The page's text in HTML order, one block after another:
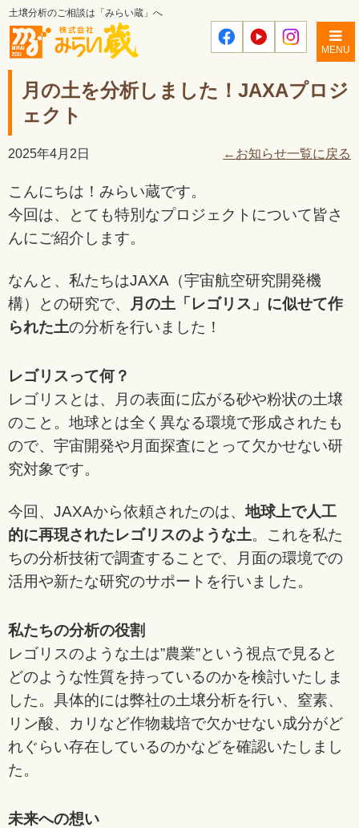
土壌分析のご相談は「みらい蔵」へ
MENU
月の土を分析しました！JAXAプロジ
ェクト
2025年4月2日 ←お知らせ一覧に戻る
こんにちは！みらい蔵です。
今回は、とても特別なプロジェクトについて皆さ
んにご紹介します。
なんと、私たちはJAXA（宇宙航空研究開発機
構）との研究で、
月の土「レゴリス」に似せて作
られた土の分析を行いました！
レゴリスって何？
レゴリスとは、月の表面に広がる砂や粉状の土壌
のこと。地球とは全く異なる環境で形成されたも
ので、宇宙開発や月面探査にとって欠かせない研
究対象です。
今回、JAXAから依頼されたのは、地球上で人工
的に再現されたレゴリスのような土。これを私た
ちの分析技術で調査することで、月面の環境での
活用や新たな研究のサポートを行いました。
私たちの分析の役割
レゴリスのような土は”農業”という視点で見ると
どのような性質を持っているのかを検討いたしま
した。具体的には弊社の土壌分析を行い、窒素、
リン酸、カリなど作物栽培で欠かせない成分がど
れぐらい存在しているのかなどを確認いたしまし
た。
未来への想い